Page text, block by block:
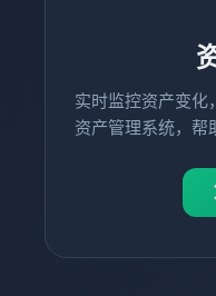
实时监控资产变化
资产管理系统，帮